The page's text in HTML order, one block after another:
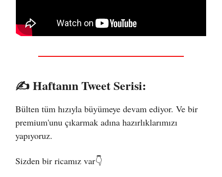
✍️ Haftanın Tweet Serisi:
Bülten tüm hızıyla büyümeye devam ediyor. Ve bir
premium'unu çıkarmak adına hazırlıklarımızı
yapıyoruz.
Sizden bir ricamız var👇